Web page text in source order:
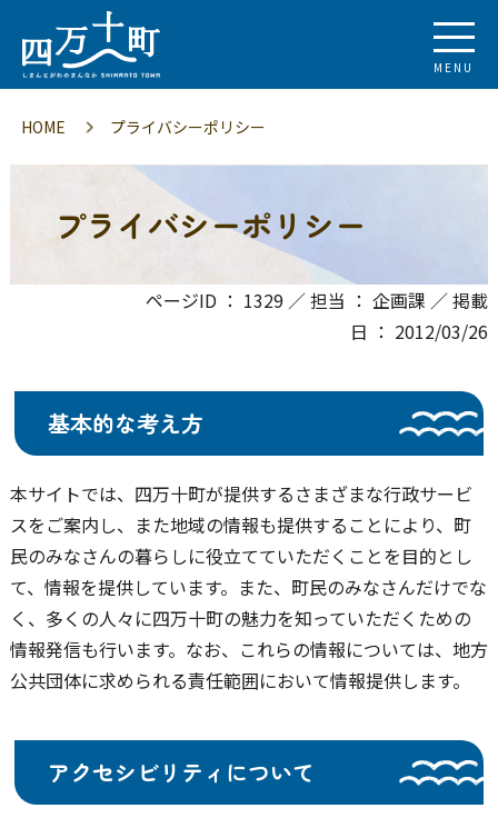
MENU
HOME プライバシーポリシー
プライバシーポリシー
ページID ： 1329 ／ 担当 ： 企画課 ／ 掲載
日 ： 2012/03/26
基本的な考え方
本サイトでは、四万十町が提供するさまざまな行政サービ
スをご案内し、また地域の情報も提供することにより、町
民のみなさんの暮らしに役立てていただくことを目的とし
て、情報を提供しています。また、町民のみなさんだけでな
く、多くの人々に四万十町の魅力を知っていただくための
情報発信も行います。なお、これらの情報については、地方
公共団体に求められる責任範囲において情報提供します。
アクセシビリティについて